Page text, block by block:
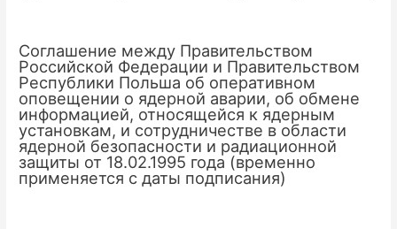
Соглашение между Правительством
Российской Федерации и Правительством
Республики Польша об оперативном
оповещении о ядерной аварии, об обмене
информацией, относящейся к ядерным
установкам, и сотрудничестве в области
ядерной безопасности и радиационной
защиты от 18.02.1995 года (временно
применяется с даты подписания)